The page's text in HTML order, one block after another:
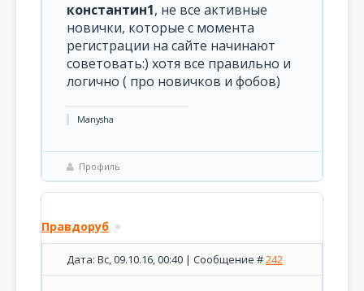
константин1, не все активные
новички, которые с момента
регистрации на сайте начинают
советовать:) хотя все правильно и
логично ( про новичков и фобов)
Manysha
Профиль
Правдоруб
Дата: Вс, 09.10.16, 00:40 | Сообщение #242